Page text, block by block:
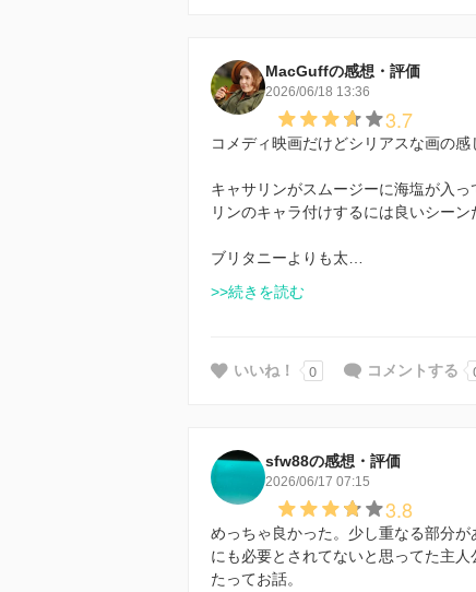
MacGuffの感想・評価
2026/06/18 13:36
3.7
コメディ映画だけどシリアスな画の感
キャサリンがスムージーに海塩が入
リンのキャラ付けするには良いシーン
ブリタニーよりも太…
>>続きを読む
いいね！ 0 コメントする
sfw88の感想・評価
2026/06/17 07:15
3.8
めっちゃ良かった。少し重なる部分
にも必要とされてないと思ってた主
たってお話。